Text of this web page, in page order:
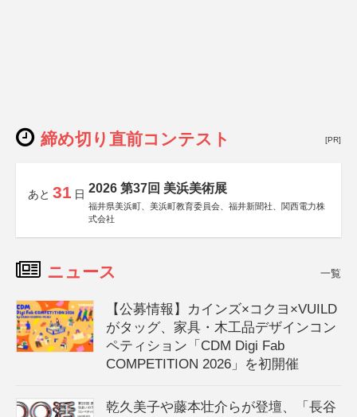
締め切り直前コンテスト [PR]
あと 31 日 2026 第37回 美浜美術展
福井県美浜町、美浜町教育委員会、福井新聞社、関西電力株
式会社
ニュース 一覧
【公募情報】カインズ×コクヨ×VUILD
がタッグ、家具・木工品デザインコン
ペティション「CDM Digi Fab
COMPETITION 2026」を初開催
乾久美子や藤本壮介らが登壇、「長谷